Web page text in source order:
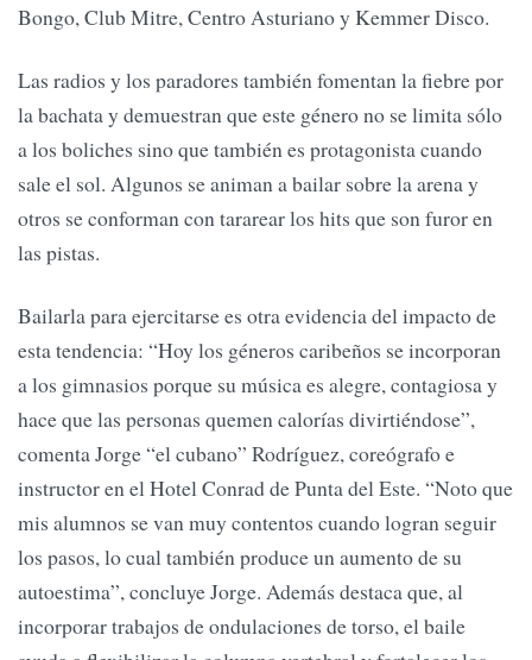
Bongo, Club Mitre, Centro Asturiano y Kemmer Disco.
Las radios y los paradores también fomentan la fiebre por
la bachata y demuestran que este género no se limita sólo
a los boliches sino que también es protagonista cuando
sale el sol. Algunos se animan a bailar sobre la arena y
otros se conforman con tararear los hits que son furor en
las pistas.
Bailarla para ejercitarse es otra evidencia del impacto de
esta tendencia: “Hoy los géneros caribeños se incorporan
a los gimnasios porque su música es alegre, contagiosa y
hace que las personas quemen calorías divirtiéndose”,
comenta Jorge “el cubano” Rodríguez, coreógrafo e
instructor en el Hotel Conrad de Punta del Este. “Noto que
mis alumnos se van muy contentos cuando logran seguir
los pasos, lo cual también produce un aumento de su
autoestima”, concluye Jorge. Además destaca que, al
incorporar trabajos de ondulaciones de torso, el baile